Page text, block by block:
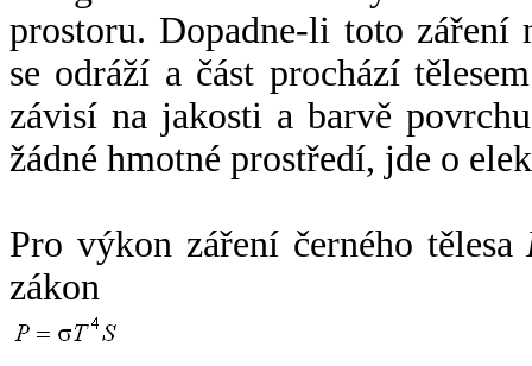
prostoru. Dopadne-li toto záření
se odráží a část prochází
závisí na jakosti a barvě
žádné hmotné prostředí, jde o
Pro výkon záření černého tělesa
zákon